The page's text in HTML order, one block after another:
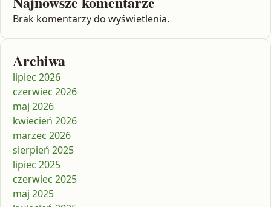
Brak komentarzy do wyświetlenia.
Archiwa
lipiec 2026
czerwiec 2026
maj 2026
kwiecień 2026
marzec 2026
sierpień 2025
lipiec 2025
czerwiec 2025
maj 2025